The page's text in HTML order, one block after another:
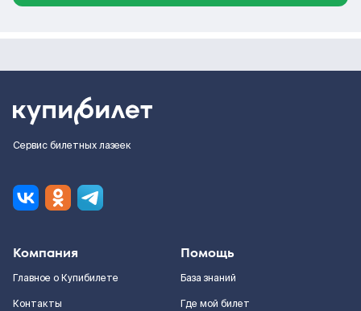
Сервис билетных лазеек
Компания
Главное о Купибилете
Контакты
Помощь
База знаний
Где мой билет